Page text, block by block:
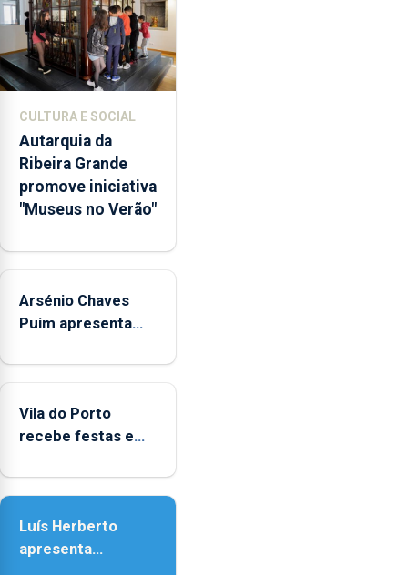
dos
museus
e
núcleos
integrados
na
Rede
Municipal
de
aos
durante
o
de
entre
as
e
as
18h00.
CULTURA E SOCIAL
Autarquia da
Ribeira Grande
promove iniciativa
"Museus no Verão"
Arsénio Chaves
Puim apresenta
de Vila do Porto
Vila do Porto
recebe festas em
Senhora da
Luís Herberto
apresenta